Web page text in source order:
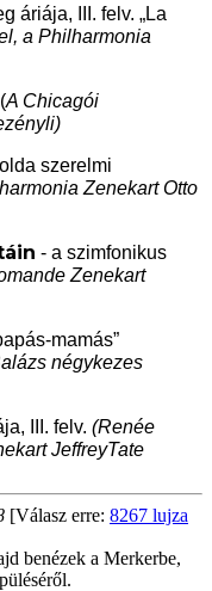
áriája, III. felv. „La
a Philharmonia
A Chicagói
szerelmi
Zenekart Otto
- a szimfonikus
Zenekart
mamás”
négykezes
III. felv. (Renée
JeffreyTate
[Válasz erre: 8267 lujza
benézek a Merkerbe,